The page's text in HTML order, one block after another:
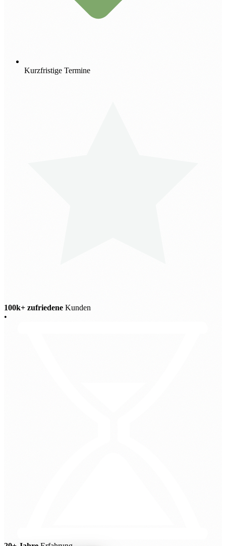
Kurzfristige Termine
100k+ zufriedene Kunden
•